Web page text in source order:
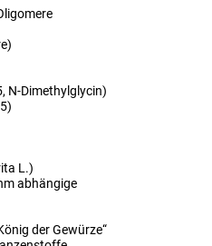
N-Dimethylglycin)
L.)
abhängige
der Gewürze“